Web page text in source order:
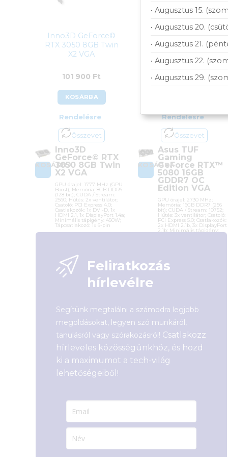
Inno3D GeForce©
RTX 3050 8GB Twin
X2 VGA
101 900 Ft
KOSÁRBA
Rendelésre
Összevet
KOSÁRBA
Inno3D
GeForce© RTX
3050 8GB Twin
X2 VGA
GPU órajel: 1777 MHz (GPU
Boost); Memória: 8GB DDR6
(128 bit); CUDA / Stream:
2560; Hűtés: 2x ventilátor;
Csatoló: PCI Express 4.0;
Csatlakozók: 1x DVI-D, 1x
HDMI 2.1, 1x DisplayPort 1.4a;
Minimális tápigény: 450W;
Tápcsatlakozó: 1x 6-pin
Kategória:
Gyártó: Inno3D
Garanciaidő:
101 900Ft
GeForce RTX™ 5080
Edition VGA
773 900Ft
Rendelésre
Összevet
KOSÁRBA
Asus TUF
Gaming
GeForce RTX™
5080 16GB
GDDR7 OC
Edition VGA
GPU órajel: 2730 MHz;
Memória: 16GB DDR7 (256
bit); CUDA / Stream: 10752;
Hűtés: 3x ventilátor; Csatoló:
PCI Express 5.0; Csatlakozók:
2x HDMI 2.1b, 3x DisplayPort
2.1b; Minimális tápigény:
GAMING
Kategória:
Azonosító:52170
773 900Ft
Feliratkozás
hírlevélre
Segítünk megtalálni a számodra legjobb
megoldásokat, legyen szó munkáról,
tanulásról vagy szórakozásról! Csatlakozz
hírleveles közösségünkhöz, és hozd
ki a maximumot a tech-világ
lehetőségeiből!
• Augusztus 15.
• Augusztus 20.
• Augusztus 21.
• Augusztus 22.
• Augusztus 29.